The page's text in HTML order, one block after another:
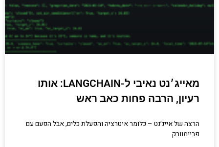
מאייג׳נט נאיבי ל-LANGCHAIN: אותו
רעיון, הרבה פחות כאב ראש
הרצה של אייג׳נט – כלומר איטרציה והפעלת כלים, אבל הפעם עם
פריימוורק